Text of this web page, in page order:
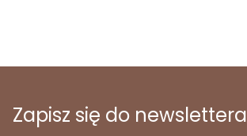
Zapisz się do newslettera